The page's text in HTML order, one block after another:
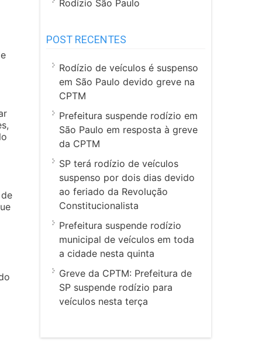
Rodízio São Paulo
POST RECENTES
Rodízio de veículos é suspenso
em São Paulo devido greve na
CPTM
Prefeitura suspende rodízio em
São Paulo em resposta à greve
da CPTM
SP terá rodízio de veículos
suspenso por dois dias devido
ao feriado da Revolução
Constitucionalista
Prefeitura suspende rodízio
municipal de veículos em toda
a cidade nesta quinta
Greve da CPTM: Prefeitura de
SP suspende rodízio para
veículos nesta terça